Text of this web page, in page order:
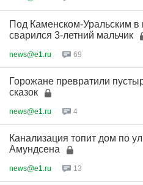
Под Каменском-Уральским в
сварился 3-летний мальчик
news@e1.ru 69
Горожане превратили
сказок
news@e1.ru 4
Канализация топит дом по
Амундсена
news@e1.ru 13